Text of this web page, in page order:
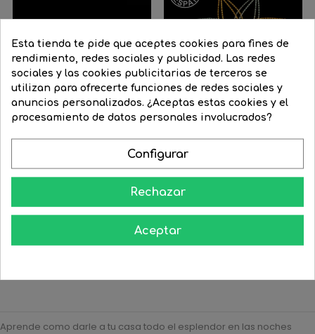
Cartel FELIZ NAVIDAD de...
Precio
2.522,85 € Precio
2.144,42 €
 
Flor en forma de lirio para...
Precio
regular
498,52 € Precio
423,74 €
 
Aprende como darle a tu casa todo el esplendor en las noches
Esta tienda te pide que aceptes cookies para fines de
rendimiento, redes sociales y publicidad. Las redes
sociales y las cookies publicitarias de terceros se
utilizan para ofrecerte funciones de redes sociales y
anuncios personalizados. ¿Aceptas estas cookies y el
procesamiento de datos personales involucrados?
Configurar
Rechazar
Aceptar